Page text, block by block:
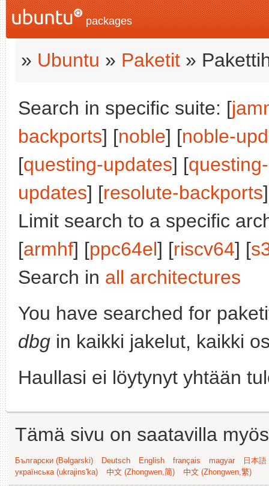
packages
» Ubuntu » Paketit »
Search in specific suite: [
backports] [noble] [noble-
[questing-updates] [
updates] [resolute-backports
Limit search to a specific
[armhf] [ppc64el] [riscv64] [
Search in all architectures
You have searched for
dbg in kaikki jakelut, kaikki
Haullasi ei löytynyt yhtään
Tämä sivu on saatavilla
Български (Bəlgarski) Deutsch English français magyar
日本
українська (ukrajins'ka)
中文 (Zhongwen,简) 中文 (Zhongwen,繁)